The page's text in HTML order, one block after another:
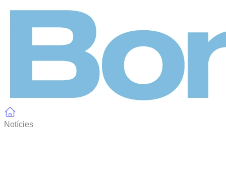
Notícies